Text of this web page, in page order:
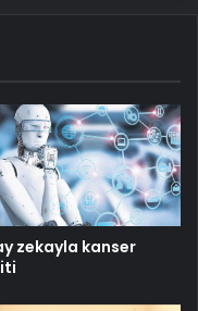
zekayla kanser